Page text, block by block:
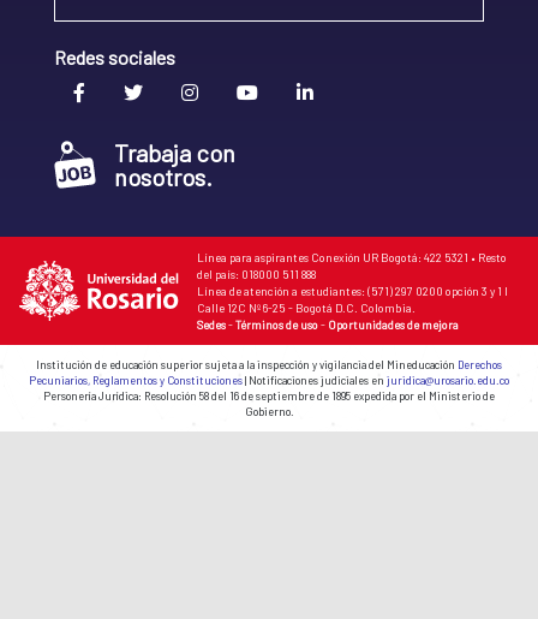
Redes sociales
Trabaja con
nosotros.
Línea para aspirantes Conexión UR Bogotá: 422 5321 • Resto
del país: 018000 511 888
Línea de atención a estudiantes: (571) 297 0200 opción 3 y 1 I
Calle 12C Nº 6-25 - Bogotá D.C. Colombia.
Sedes-Términos de uso- Oportunidades de mejora
Institución de educación superior sujeta a la inspección y vigilancia del Mineducación Derechos
Pecuniarios, Reglamentos y Constituciones| Notificaciones judiciales en juridica@urosario.edu.co
Personería Jurídica: Resolución 58 del 16 de septiembre de 1895 expedida por el Ministerio de
Gobierno.